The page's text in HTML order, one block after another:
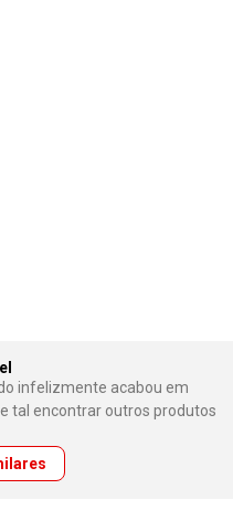
infelizmente acabou em
tal encontrar outros produtos